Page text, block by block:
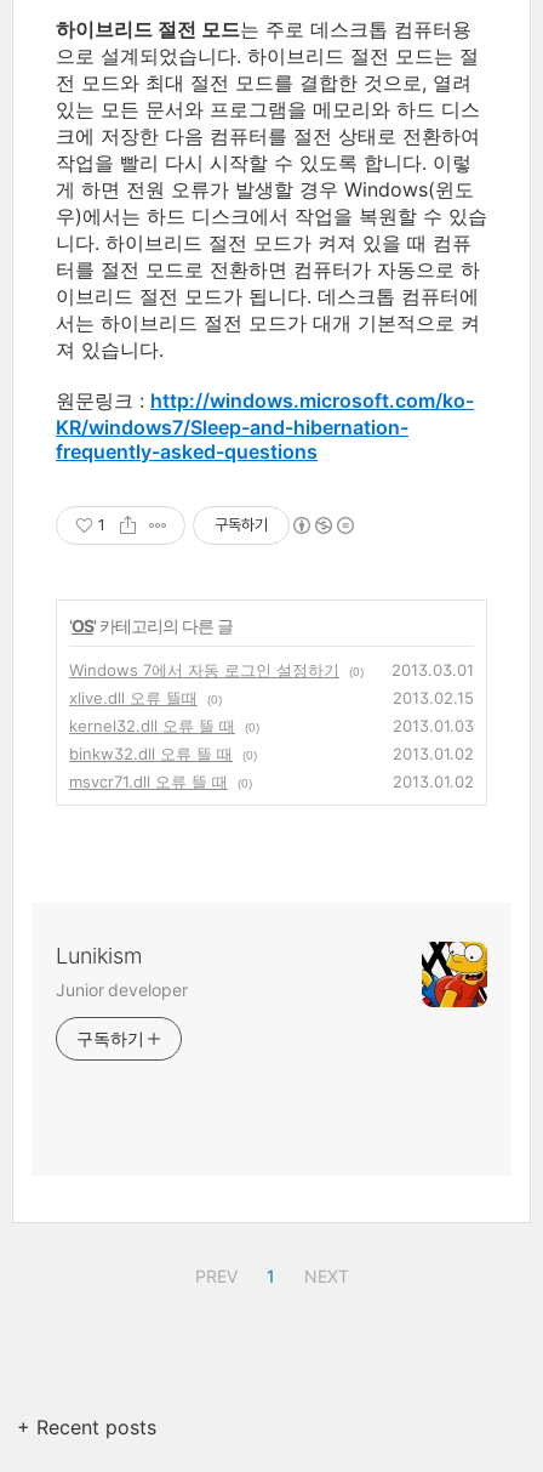
하이브리드 절전 모드는 주로 데스크톱 컴퓨터용
으로 설계되었습니다. 하이브리드 절전 모드는 절
전 모드와 최대 절전 모드를 결합한 것으로, 열려
있는 모든 문서와 프로그램을 메모리와 하드 디스
크에 저장한 다음 컴퓨터를 절전 상태로 전환하여
작업을 빨리 다시 시작할 수 있도록 합니다. 이렇
게 하면 전원 오류가 발생할 경우 Windows(윈도
우)에서는 하드 디스크에서 작업을 복원할 수 있습
니다. 하이브리드 절전 모드가 켜져 있을 때 컴퓨
터를 절전 모드로 전환하면 컴퓨터가 자동으로 하
이브리드 절전 모드가 됩니다. 데스크톱 컴퓨터에
서는 하이브리드 절전 모드가 대개 기본적으로 켜
져 있습니다.
원문링크 : http://windows.microsoft.com/ko-
KR/windows7/Sleep-and-hibernation-
frequently-asked-questions
1 구독하기
'OS' 카테고리의 다른 글
Windows 7에서 자동 로그인 설정하기 (0)
2013.03.01
xlive.dll 오류 뜰때
(0)
2013.02.15
kernel32.dll 오류 뜰 때
(0)
2013.01.03
binkw32.dll 오류 뜰 때
(0)
2013.01.02
msvcr71.dll 오류 뜰 때
(0) 2013.01.02
Lunikism
Junior developer
구독하기
PREV 1 NEXT
+ Recent posts